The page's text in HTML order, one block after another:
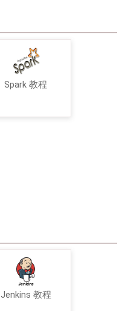
Spark 教程
Jenkins 教程